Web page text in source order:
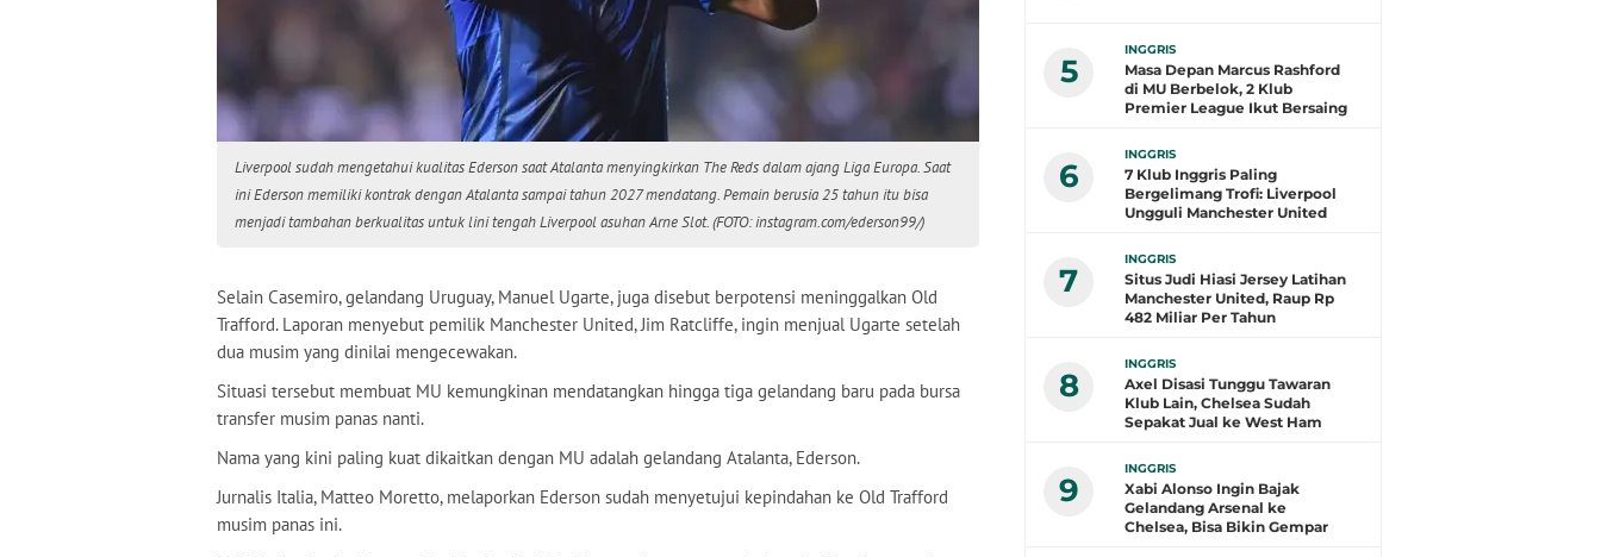
Liverpool sudah mengetahui kualitas Ederson saat Atalanta menyingkirkan The Reds dalam ajang Liga Europa. Saat
ini Ederson memiliki kontrak dengan Atalanta sampai tahun 2027 mendatang. Pemain berusia 25 tahun itu bisa
menjadi tambahan berkualitas untuk lini tengah Liverpool asuhan Arne Slot. (FOTO: instagram.com/ederson99/)
Selain Casemiro, gelandang Uruguay, Manuel Ugarte, juga disebut berpotensi meninggalkan Old
Trafford. Laporan menyebut pemilik Manchester United, Jim Ratcliffe, ingin menjual Ugarte setelah
dua musim yang dinilai mengecewakan.
Situasi tersebut membuat MU kemungkinan mendatangkan hingga tiga gelandang baru pada bursa
transfer musim panas nanti.
Nama yang kini paling kuat dikaitkan dengan MU adalah gelandang Atalanta, Ederson.
Jurnalis Italia, Matteo Moretto, melaporkan Ederson sudah menyetujui kepindahan ke Old Trafford
musim panas ini.
5
INGGRIS
Masa Depan Marcus Rashford
di MU Berbelok, 2 Klub
Premier League Ikut Bersaing
6
INGGRIS
7 Klub Inggris Paling
Bergelimang Trofi: Liverpool
Ungguli Manchester United
7
INGGRIS
Situs Judi Hiasi Jersey Latihan
Manchester United, Raup Rp
482 Miliar Per Tahun
8
INGGRIS
Axel Disasi Tunggu Tawaran
Klub Lain, Chelsea Sudah
Sepakat Jual ke West Ham
9
INGGRIS
Xabi Alonso Ingin Bajak
Gelandang Arsenal ke
Chelsea, Bisa Bikin Gempar